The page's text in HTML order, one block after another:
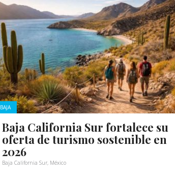
BAJA
Baja California Sur fortalece su
oferta de turismo sostenible en
2026
Baja California Sur, México